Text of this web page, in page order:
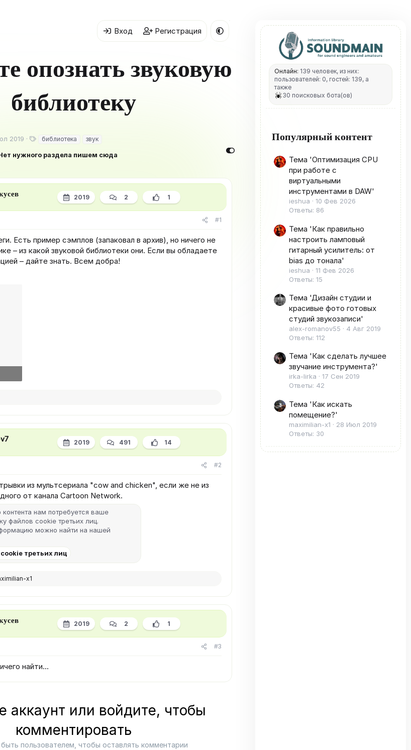
Вход Регистрация
опознать звуковую
библиотеку
2019
г
библиотека звук
нужного раздела пишем сюда
2019 2 1
#1
Есть пример сэмплов (запаковал в архив), но ничего не
– из какой звуковой библиотеки они. Если вы обладаете
– дайте знать. Всем добра!
2019 491 14
#2
из мультсериала "cow and chicken", если же не из
от канала Cartoon Network.
нам потребуется ваше
файлов cookie третьих лиц.
можно найти на нашей
третьих лиц
x1
2019 2 1
#3
найти...
аккаунт или войдите, чтобы
комментировать
пользователем, чтобы оставлять комментарии
Онлайн: 139 человек, из них:
пользователей: 0, гостей: 139, а
также
30 поисковых бота(ов)
Популярный контент
Тема 'Оптимизация CPU
при работе с
виртуальными
инструментами в DAW'
ieshua
10 Фев 2026
Ответы: 86
Тема 'Как правильно
настроить ламповый
гитарный усилитель: от
bias до тонала'
ieshua
11 Фев 2026
Ответы: 15
Тема 'Дизайн студии и
красивые фото готовых
студий звукозаписи'
alex-romanov55
4 Авг 2019
Ответы: 112
Тема 'Как сделать лучшее
звучание инструмента?'
irka-lirka
17 Сен 2019
Ответы: 42
Тема 'Как искать
помещение?'
maximilian-x1
28 Июл 2019
Ответы: 30